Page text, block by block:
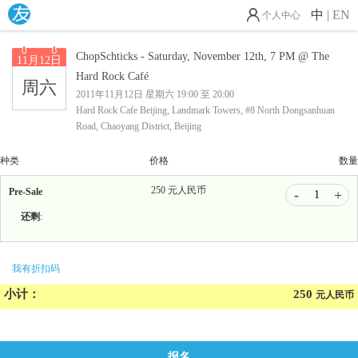
个人中心 中 | EN
11月12日
周六
ChopSchticks - Saturday, November 12th, 7 PM @ The
Hard Rock Café
2011年11月12日 星期六 19:00 至 20:00
Hard Rock Cafe Beijing, Landmark Towers, #8 North Dongsanhuan
Road, Chaoyang District, Beijing
种类 价格 数量
Pre-Sale 250 元人民币 - +
还剩 :
我有折扣码
小计： 250 元人民币